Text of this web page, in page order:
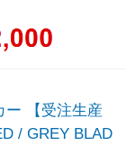
ー 【受注生産